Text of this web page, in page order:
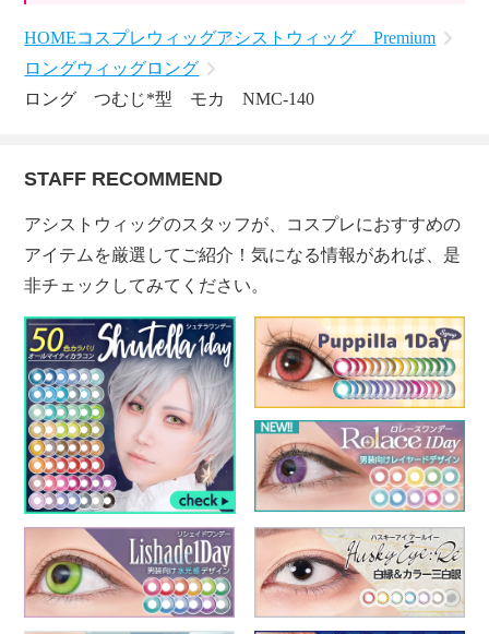
HOMEコスプレウィッグアシストウィッグ Premium
ロングウィッグロング
ロング つむじ*型 モカ NMC-140
STAFF RECOMMEND
アシストウィッグのスタッフが、コスプレにおすすめの
アイテムを厳選してご紹介！気になる情報があれば、是
非チェックしてみてください。